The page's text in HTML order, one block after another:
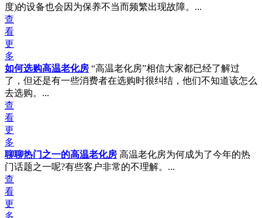
度)的设备也会因为保养不当而频繁出现故障。...
查
看
更
多
如何选购高温老化房 “高温老化房”相信大家都已经了解过
了，但还是有一些消费者在选购时很纠结，他们不知道该怎么
去选购。...
查
看
更
多
聊聊热门之一的高温老化房 高温老化房为何成为了今年的热
门话题之一呢?有些客户非常的不理解。...
查
看
更
多